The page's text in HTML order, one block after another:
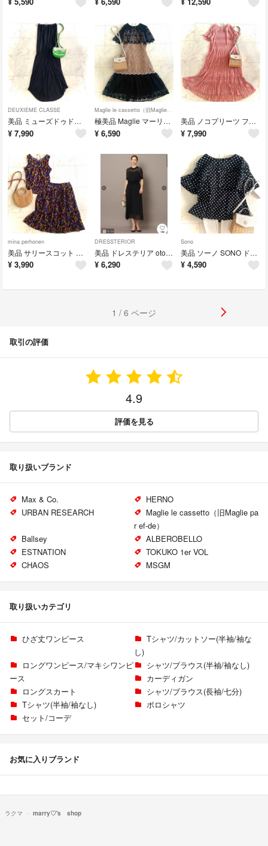
DEUXIEME CLASSE
美品 ミューズドゥドゥーズィエムクラス ロゴプレート付きチューブトップワンピース
¥ 7,990
Maglie le cassetto（旧Maglie par ef-de）
極美品 Maglie マーリエ 総レース刺繍ワンピース ドレス バイカラー 7
¥ 6,590
美品 ノコプリーツ フラワープリーツロングワンピース ティアードフリル 42
¥ 7,990
mina perhonen
美品 サリースコット ノースリーブカットソー&フレアスカート セットアップ M
¥ 3,990
DRESSTERIOR
美品 ドレステリア otonaMUSE掲載ドットカットジャガードドレスワンピース
¥ 6,290
Sono
美品 ソーノ SONO ドット柄 ケープ風フリルブラウス コットン 日本製 1
¥ 4,590
1 / 6 ページ
取引の評価
4.9
評価を見る
取り扱いブランド
Max & Co.
HERNO
URBAN RESEARCH
Maglie le cassetto（旧Maglie pa
r ef-de）
Ballsey
ALBEROBELLO
ESTNATION
TOKUKO 1er VOL
CHAOS
MSGM
取り扱いカテゴリ
ひざ丈ワンピース
Tシャツ/カットソー(半袖/袖な
し)
ロングワンピース/マキシワンピ
ース
シャツ/ブラウス(半袖/袖なし)
カーディガン
ロングスカート
シャツ/ブラウス(長袖/七分)
Tシャツ(半袖/袖なし)
ポロシャツ
セット/コーデ
お気に入りブランド
ラクマ marry♡'s shop